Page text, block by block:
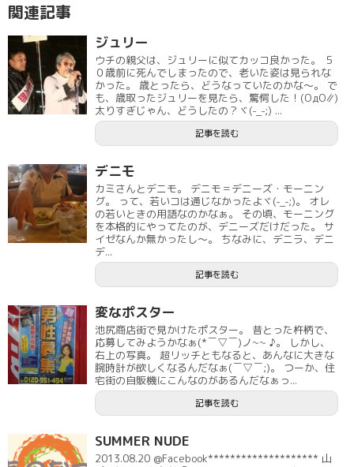
関連記事
ジュリー
ウチの親父は、ジュリーに似てカッコ良かった。 ５
０歳前に死んでしまったので、老いた姿は見られな
かった。 歳とったら、どうなっていたのかな～。 で
も、歳取ったジュリーを見たら、驚愕した！(ΟдΟ∥)
太りすぎじゃん、どうしたの？ヾ(-_-;) ...
記事を読む
デニモ
カミさんとデニモ。 デニモ＝デニーズ・モーニン
グ。 って、若いコは通じなかったよヾ(-_-;)。 オレ
の若いときの用語なのかなぁ。 その頃、モーニング
を本格的にやってたのが、デニーズだけだった。 サ
イゼなんか無かったし～。 ちなみに、デニラ、デニ
デ...
記事を読む
変なポスター
池尻商店街で見かけたポスター。 昔とった杵柄で、
応募してみようかなぁ(*￣▽￣)ノ~~ ♪。 しかし、
右上の写真。 超リッチともなると、あんなに大きな
腕時計が欲しくなるんだなぁ(￣▽￣;)。 つーか、住
宅街の自販機にこんなのがあるんだなぁっ...
記事を読む
SUMMER NUDE
2013.08.20 @Facebook******************** 山